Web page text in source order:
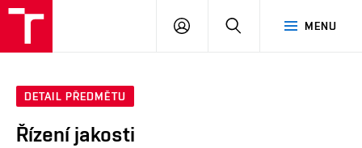
MENU
PŘIHLÁSIT
DETAIL PŘEDMĚTU
Řízení jakosti